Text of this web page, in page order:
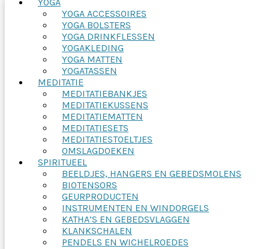
YOGA ACCESSOIRES
YOGA BOLSTERS
YOGA DRINKFLESSEN
YOGAKLEDING
YOGA MATTEN
YOGATASSEN
MEDITATIE
MEDITATIEBANKJES
MEDITATIEKUSSENS
MEDITATIEMATTEN
MEDITATIESETS
MEDITATIESTOELTJES
OMSLAGDOEKEN
SPIRITUEEL
BEELDJES, HANGERS EN GEBEDSMOLENS
BIOTENSORS
GEURPRODUCTEN
INSTRUMENTEN EN WINDORGELS
KATHA’S EN GEBEDSVLAGGEN
KLANKSCHALEN
PENDELS EN WICHELROEDES